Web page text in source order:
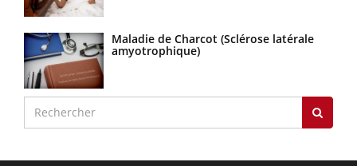
Maladie de Charcot (Sclérose latérale
amyotrophique)